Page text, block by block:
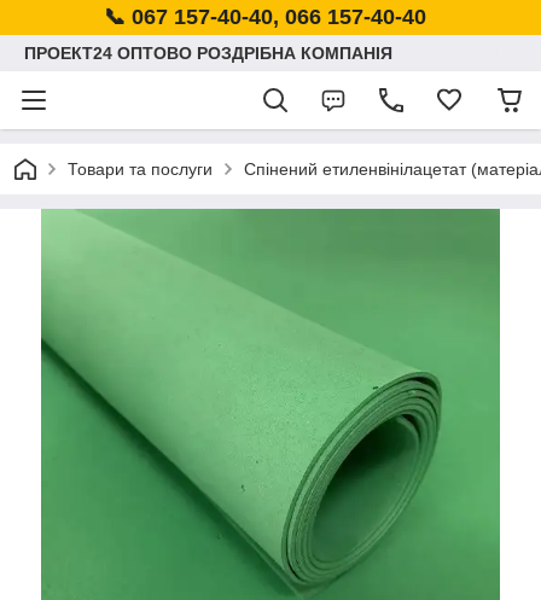
📞 067 157-40-40, 066 157-40-40
ПРОЕКТ24 ОПТОВО РОЗДРІБНА КОМПАНІЯ
Товари та послуги Спінений етиленвінілацетат